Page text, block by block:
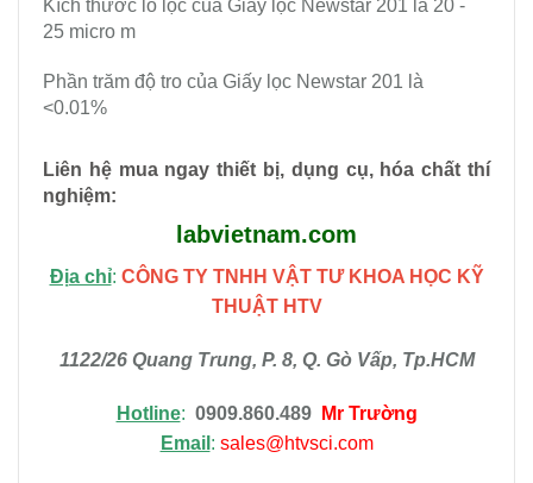
Kích thước lỗ lọc của Giấy lọc Newstar 201 là 20 -
25 micro m
Phần trăm độ tro của Giấy lọc Newstar 201 là
<0.01%
Liên hệ mua ngay thiết bị, dụng cụ, hóa chất thí
nghiệm:
labvietnam.com
Địa chỉ: CÔNG TY TNHH VẬT TƯ KHOA HỌC KỸ
THUẬT HTV
1122/26 Quang Trung, P. 8, Q. Gò Vấp, Tp.HCM
Hotline: 0909.860.489Mr Trường
Email : sales@htvsci.com